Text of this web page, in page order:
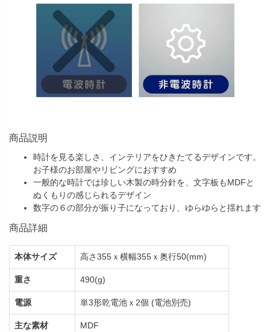
商品説明
時計を見る楽しさ、インテリアをひきたてるデザインです。
お子様のお部屋やリビングにおすすめ
一般的な時計では珍しい木製の時分針を、文字板もMDFと
ぬくもりの感じられるデザイン
数字の６の部分が振り子になっており、ゆらゆらと揺れます
商品詳細
本体サイズ 高さ355ｘ横幅355ｘ奥行50(mm)
重さ 490(g)
電源 単3形乾電池ｘ2個 (電池別売)
主な素材 MDF